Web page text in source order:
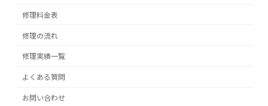
修理料金表
修理の流れ
修理実績一覧
よくある質問
お問い合わせ